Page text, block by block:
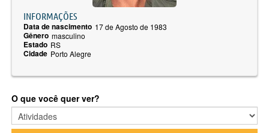
INFORMAÇÕES
Data de nascimento 17 de Agosto de 1983
Gênero masculino
Estado RS
Cidade Porto Alegre
O que você quer ver?